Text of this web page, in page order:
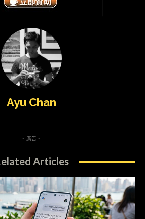
Ayu Chan
- 廣告 -
Articles